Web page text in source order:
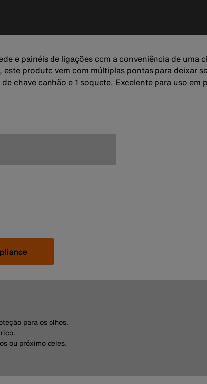
e painéis de ligações com a conveniência de
produto vem com múltiplas pontas para deixar
chave canhão e 1 soquete. Excelente para uso
para os olhos.
ou próximo deles.